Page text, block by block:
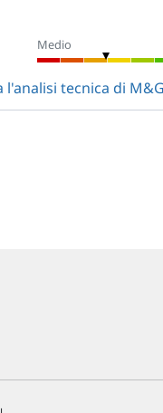
Medio
l'analisi tecnica di M&G